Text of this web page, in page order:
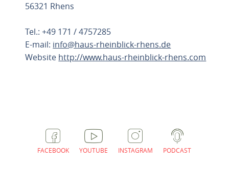
56321 Rhens
Tel.: +49 171 / 4757285
E-mail: info@haus-rheinblick-rhens.de
Website http://www.haus-rheinblick-rhens.com
FACEBOOK YOUTUBE INSTAGRAM PODCAST